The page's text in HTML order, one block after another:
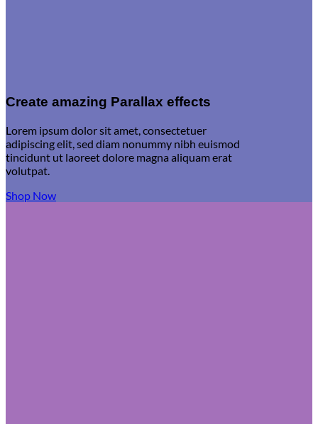
Create amazing Parallax effects
Lorem ipsum dolor sit amet, consectetuer
adipiscing elit, sed diam nonummy nibh euismod
tincidunt ut laoreet dolore magna aliquam erat
volutpat.
Shop Now